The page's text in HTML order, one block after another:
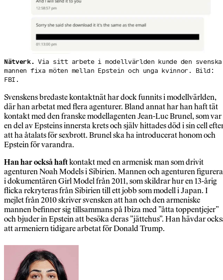
Nätverk. Via sitt arbete i modellvärlden kunde den svenska
mannen fixa möten mellan Epstein och unga kvinnor. Bild:
FBI.
Svenskens bredaste kontaktnät har dock funnits i modellvärlden,
där han arbetat med flera agenturer. Bland annat har han haft tät
kontakt med den franske modellagenten Jean-Luc Brunel, som var
en del av Epsteins innersta krets och själv hittades död i sin cell
att ha åtalats för sexbrott. Brunel ska ha introducerat honom och
Epstein för varandra.
Han har också haftkontakt med en armenisk man som drivit
agenturen Noah Models i Sibirien. Mannen och agenturen
i dokumentären Girl Model från 2011, som skildrar hur en 13-årig
flicka rekryteras från Sibirien till ett jobb som modell i Japan. I
mejlet från 2010 skriver svensken att han och den armeniske
mannen befinner sig tillsammans på Ibiza med ”åtta toppentjejer”
och bjuder in Epstein att besöka deras ”jättehus”. Han hävdar
att armeniern tidigare arbetat för Donald Trump.